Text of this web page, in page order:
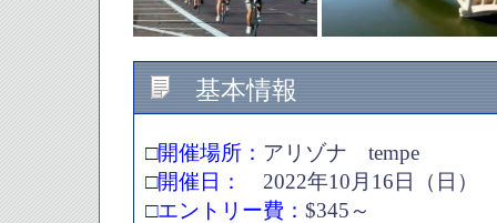
基本情報
□開催場所： アリゾナ tempe
□開催日：
2022年10月16日（日）
□エントリー費： $345～